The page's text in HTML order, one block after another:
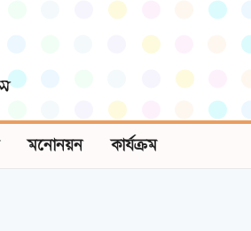
মনোনয়ন কার্যক্রম